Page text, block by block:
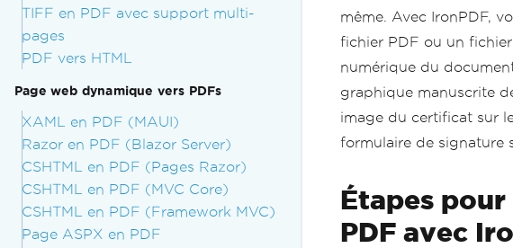
TIFF en PDF avec support multi-
pages
PDF vers HTML
Page web dynamique vers PDFs
XAML en PDF (MAUI)
Razor en PDF (Blazor Server)
CSHTML en PDF (Pages Razor)
CSHTML en PDF (MVC Core)
CSHTML en PDF (Framework MVC)
Page ASPX en PDF
même. Avec IronPDF,
fichier PDF ou un
numérique du
graphique manuscrite
image du certificat sur
formulaire de signature
Étapes
PDF avec